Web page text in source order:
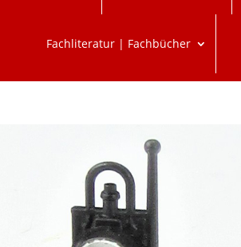
Fachliteratur | Fachbücher